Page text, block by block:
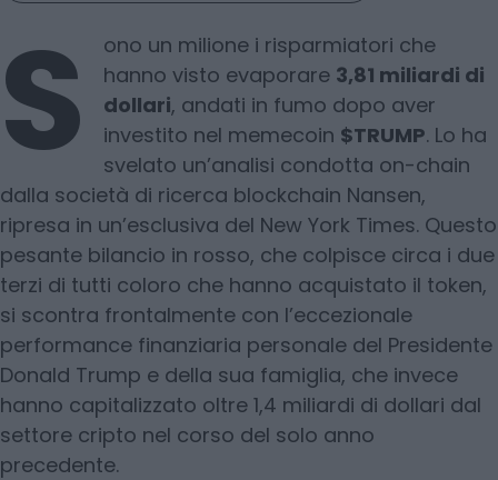
S
ono un milione i risparmiatori che
hanno visto evaporare 3,81 miliardi di
dollari, andati in fumo dopo aver
investito nel memecoin $TRUMP. Lo ha
svelato un’analisi condotta on-chain
dalla società di ricerca blockchain Nansen,
ripresa in un’esclusiva del New York Times. Questo
pesante bilancio in rosso, che colpisce circa i due
terzi di tutti coloro che hanno acquistato il token,
si scontra frontalmente con l’eccezionale
performance finanziaria personale del Presidente
Donald Trump e della sua famiglia, che invece
hanno capitalizzato oltre 1,4 miliardi di dollari dal
settore cripto nel corso del solo anno
precedente.